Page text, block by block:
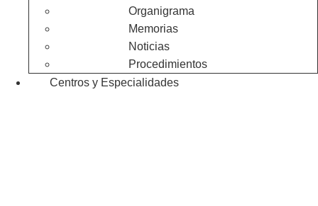
Organigrama
Memorias
Noticias
Procedimientos
Centros y Especialidades